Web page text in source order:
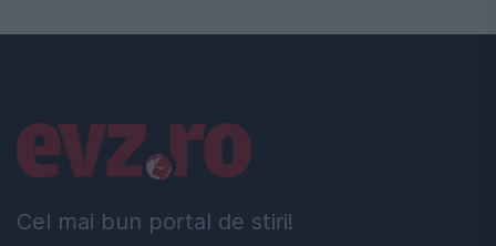
Cel mai bun portal de stiri!
Linkuri utile